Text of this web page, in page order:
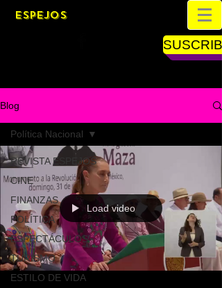
ESPEJOS
Blog
REVISTA ESPEJOS
CINE
FINANZAS
POLÍTICA
ESPECTÁCULOS
TURISMO
ESTILO DE VIDA
Política Nacional
Load video